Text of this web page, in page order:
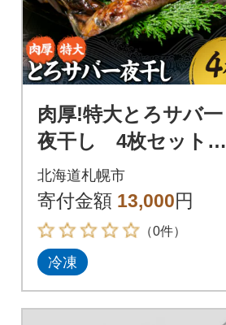
肉厚!特大とろサバ一
夜干し 4枚セット_h
s408-039
北海道札幌市
寄付金額 13,000円
（0件）
冷凍